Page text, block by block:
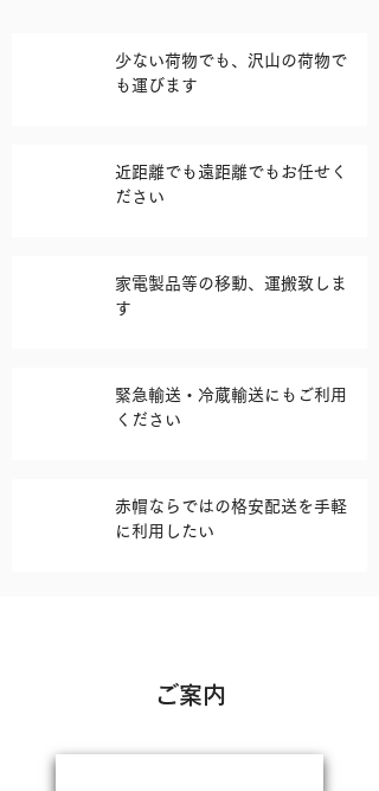
少ない荷物でも、沢山の荷物で
も運びます
近距離でも遠距離でもお任せく
ださい
家電製品等の移動、運搬致しま
す
緊急輸送・冷蔵輸送にもご利用
ください
赤帽ならではの格安配送を手軽
に利用したい
ご案内